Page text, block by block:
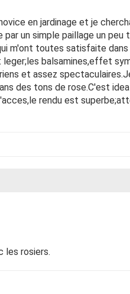
en jardinage et je
un simple paillage un peu
m'ont toutes satisfaite
balsamines,effet
et assez
des tons de rose.C'est
rendu est
les rosiers.